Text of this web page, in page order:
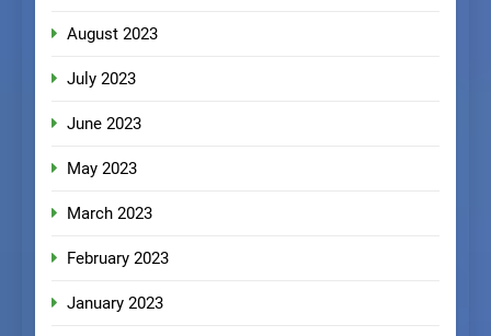
August 2023
July 2023
June 2023
May 2023
March 2023
February 2023
January 2023